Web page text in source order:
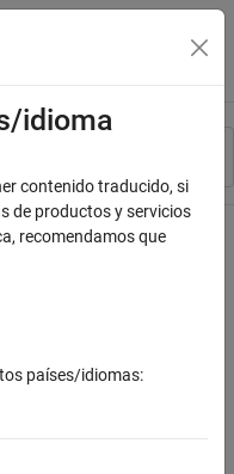
navegación
idioma
contenido traducido, si
de productos y servicios
recomendamos que
países/idiomas: